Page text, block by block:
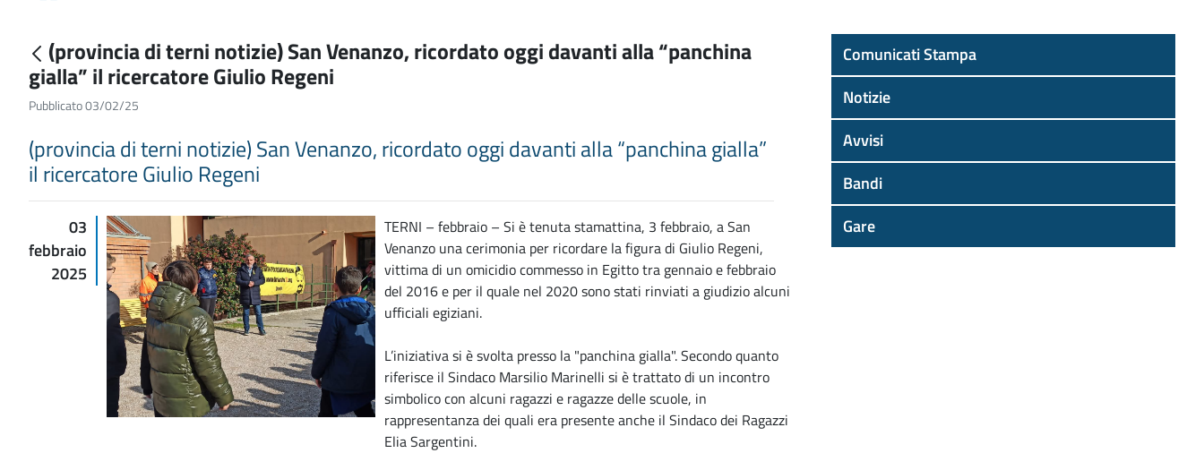
(provincia di terni notizie) San Venanzo, ricordato oggi davanti alla “panchina
gialla” il ricercatore Giulio Regeni
Pubblicato 03/02/25
(provincia di terni notizie) San Venanzo, ricordato oggi davanti alla “panchina gialla”
il ricercatore Giulio Regeni
03
febbraio
2025
TERNI – febbraio – Si è tenuta stamattina, 3 febbraio, a San
Venanzo una cerimonia per ricordare la figura di Giulio Regeni,
vittima di un omicidio commesso in Egitto tra gennaio e febbraio
del 2016 e per il quale nel 2020 sono stati rinviati a giudizio alcuni
ufficiali egiziani.
L’iniziativa si è svolta presso la "panchina gialla". Secondo quanto
riferisce il Sindaco Marsilio Marinelli si è trattato di un incontro
simbolico con alcuni ragazzi e ragazze delle scuole, in
rappresentanza dei quali era presente anche il Sindaco dei Ragazzi
Elia Sargentini.
Comunicati Stampa
Notizie
Avvisi
Bandi
Gare